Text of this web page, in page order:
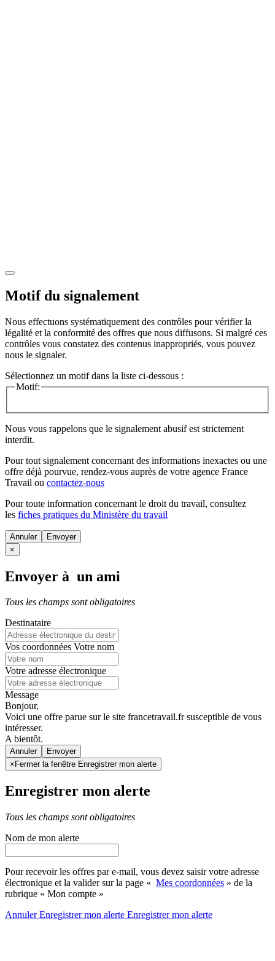
Motif du signalement
Nous effectuons systématiquement des contrôles pour vérifier la
légalité et la conformité des offres que nous diffusons. Si malgré ces
contrôles vous constatez des contenus inappropriés, vous pouvez
nous le signaler.
Sélectionnez un motif dans la liste ci-dessous :
Motif:
Nous vous rappelons que le signalement abusif est strictement
interdit.
Pour tout signalement concernant des informations inexactes ou une
offre déjà pourvue, rendez-vous auprès de votre agence France
Travail ou contactez-nous
Pour toute information concernant le droit du travail, consultez
les fiches pratiques du Ministère du travail
Annuler
×
Envoyer à un ami
Tous les champs sont obligatoires
Destinataire
Vos coordonnées Votre nom
Votre adresse électronique
Message
Bonjour,
Voici une offre parue sur le site francetravail.fr susceptible de vous
intéresser.
A bientôt.
Annuler
× Fermer la fenêtre Enregistrer mon alerte
Enregistrer mon alerte
Tous les champs sont obligatoires
Nom de mon alerte
Pour recevoir les offres par e-mail, vous devez saisir votre adresse
électronique et la valider sur la page « Mes coordonnées » de la
rubrique « Mon compte »
AnnulerEnregistrer mon alerte Enregistrermon alerte